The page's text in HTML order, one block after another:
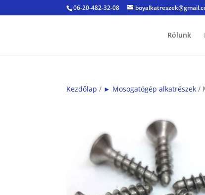
06-20-482-32-08
Rólunk
Kezdőlap / ► Mosogatógép alkatrészek /